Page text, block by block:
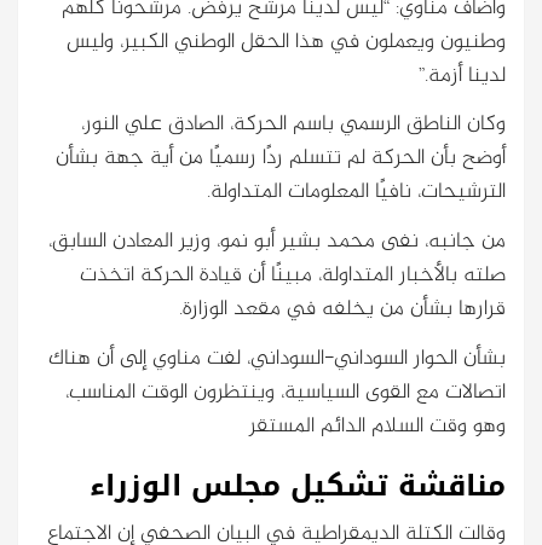
وأضاف مناوي: “ليس لدينا مرشح يُرفض. مرشحونا كلهم
وطنيون ويعملون في هذا الحقل الوطني الكبير، وليس
لدينا أزمة.”
وكان الناطق الرسمي باسم الحركة، الصادق علي النور،
أوضح بأن الحركة لم تتسلم ردًا رسميًا من أية جهة بشأن
الترشيحات، نافيًا المعلومات المتداولة.
من جانبه، نفى محمد بشير أبو نمو، وزير المعادن السابق،
صلته بالأخبار المتداولة، مبينًا أن قيادة الحركة اتخذت
قرارها بشأن من يخلفه في مقعد الوزارة.
بشأن الحوار السوداني-السوداني، لفت مناوي إلى أن هناك
اتصالات مع القوى السياسية، وينتظرون الوقت المناسب،
وهو وقت السلام الدائم المستقر
مناقشة تشكيل مجلس الوزراء
وقالت الكتلة الديمقراطية في البيان الصحفي إن الاجتماع